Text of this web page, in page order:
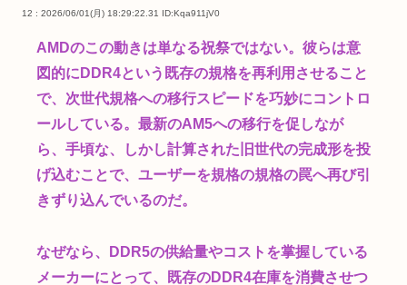
12 : 2026/06/01(月) 18:29:22.31 ID:Kqa911jV0
AMDのこの動きは単なる祝祭ではない。彼らは意
図的にDDR4という既存の規格を再利用させること
で、次世代規格への移行スピードを巧妙にコントロ
ールしている。最新のAM5への移行を促しなが
ら、手頃な、しかし計算された旧世代の完成形を投
げ込むことで、ユーザーを規格の規格の罠へ再び引
きずり込んでいるのだ。
なぜなら、DDR5の供給量やコストを掌握している
メーカーにとって、既存のDDR4在庫を消費させつ